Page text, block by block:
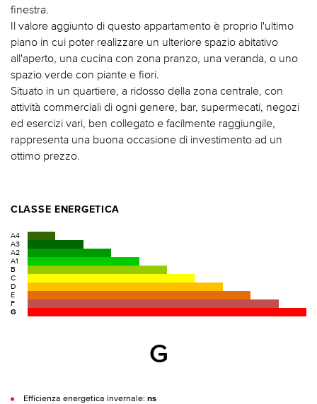
finestra.
Il valore aggiunto di questo appartamento è proprio l'ultimo
piano in cui poter realizzare un ulteriore spazio abitativo
all'aperto, una cucina con zona pranzo, una veranda, o uno
spazio verde con piante e fiori.
Situato in un quartiere, a ridosso della zona centrale, con
attività commerciali di ogni genere, bar, supermecati, negozi
ed esercizi vari, ben collegato e facilmente raggiungile,
rappresenta una buona occasione di investimento ad un
ottimo prezzo.
CLASSE ENERGETICA
A4
A3
A2
A1
B
C
D
E
F
G
G
Efficienza energetica invernale: ns